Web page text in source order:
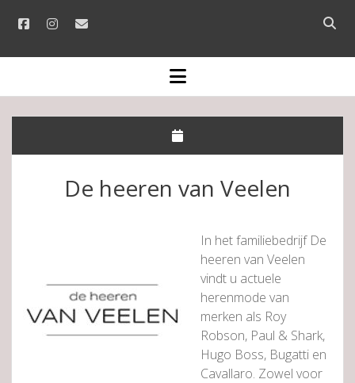
facebookinstagram
email
Open
bar
open
menu
De heeren van Veelen
In het familiebedrijf De
heeren van Veelen
vindt u actuele
herenmode van
merken als Roy
Robson, Paul & Shark,
Hugo Boss, Bugatti en
Cavallaro. Zowel voor